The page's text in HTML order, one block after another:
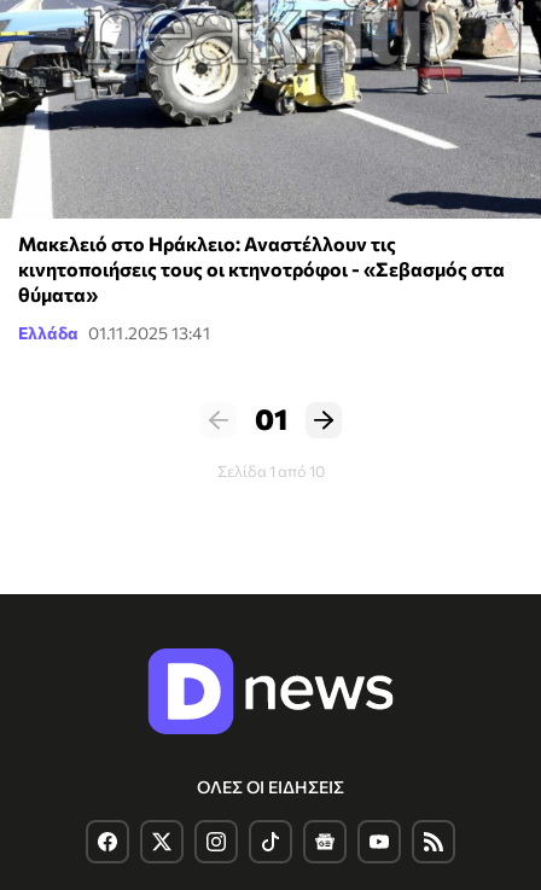
Μακελειό στο Ηράκλειο: Αναστέλλουν τις
κινητοποιήσεις τους οι κτηνοτρόφοι - «Σεβασμός στα
θύματα»
Ελλάδα 01.11.2025 13:41
01
Σελίδα 1 από 10
ΟΛΕΣ ΟΙ ΕΙΔΗΣΕΙΣ